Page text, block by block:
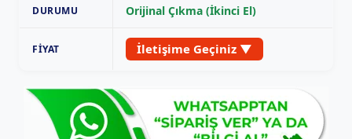
DURUMU Orijinal Çıkma (İkinci El)
FIYAT İletişime Geçiniz ▼